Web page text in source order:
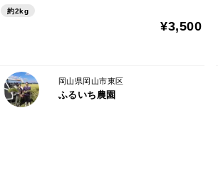
約2kg
¥3,500
岡山県岡山市東区
ふるいち農園